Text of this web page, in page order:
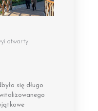
otwarty!
się długo